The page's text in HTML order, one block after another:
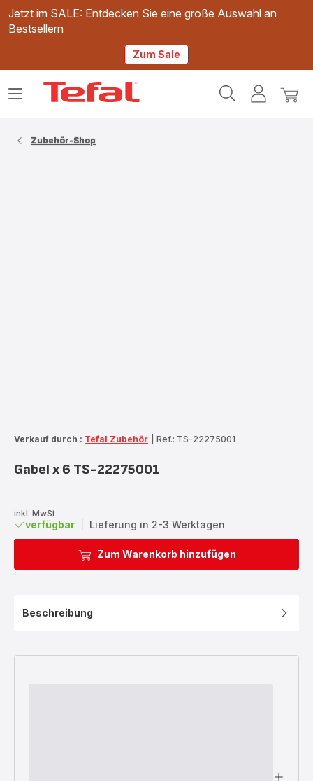
Jetzt im SALE: Entdecken Sie eine große Auswahl an
Bestsellern
Zum Sale
Mein
Mein
Das
Zubehör-Shop
Verkauf durch : Tefal Zubehör Ref.: TS-22275001
Gabel x 6 TS-22275001
inkl. MwSt
verfügbar Lieferung in 2-3 Werktagen
Zum Warenkorb hinzufügen
Beschreibung